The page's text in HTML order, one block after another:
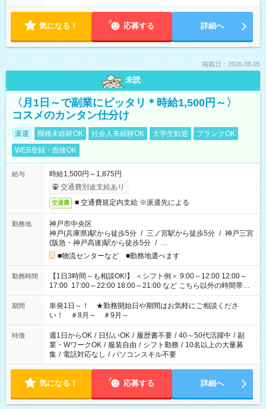
気になる！ 応募する 詳細へ
掲載日：2026.08.05
未読
〈月1日～で副業にピッタリ＊時給1,500円～〉
コスメのカンタン仕分け
派遣 職種未経験OK 社会人未経験OK 大学生歓迎
ブランクOK
WEB登録・面接OK
給与
時給1,500円～1,875円
交通費別途支給あり
交通費 ■ 交通費規定内支給 ※派遣先による
勤務地
神戸市中央区
神戸(兵庫県)駅から徒歩5分 / 三ノ宮駅から徒歩5分 / 神戸三宮
(阪急・神戸高速)駅から徒歩5分 / …
■物流センターなど ■勤務地選べます
勤務時間
【1日3時間～も相談OK!】 ＜シフト例＞ 9:00～12:00 12:00～
17:00 17:00～22:00 18:00～21:00 など こちら以外の時間帯も
お気軽にご相談ください！
期間
単発1日～！ ★勤務開始日や期間はお気軽にご相談くださ
い！ ＃8月～ ＃9月～
特徴 週1日からOK / 日払いOK / 履歴書不要 / 40～50代活躍中 / 副
業・WワークOK / 服装自由 / シフト勤務 / 10名以上の大量募
集 / 電話対応なし / パソコンスキル不要
気になる！ 応募する 詳細へ